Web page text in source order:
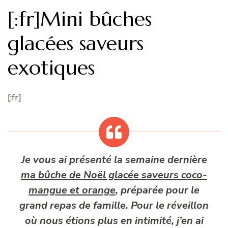
[:fr]Mini bûches
glacées saveurs
exotiques
[:fr]
Je vous ai présenté la semaine dernière
ma bûche de Noël glacée saveurs coco-
mangue et orange, préparée pour le
grand repas de famille. Pour le réveillon
où nous étions plus en intimité, j’en ai